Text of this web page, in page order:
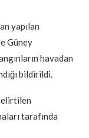
yapılan
Güney
havadan
bildirildi.
tarafında